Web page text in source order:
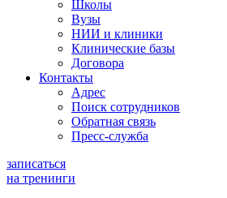
Школы
Вузы
НИИ и клиники
Клинические базы
Договора
Контакты
Адрес
Поиск сотрудников
Обратная связь
Пресс-служба
записаться
на тренинги